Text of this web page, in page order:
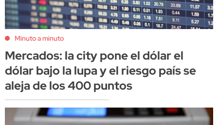
Minuto a minuto
Mercados: la city pone el dólar el
dólar bajo la lupa y el riesgo país se
aleja de los 400 puntos